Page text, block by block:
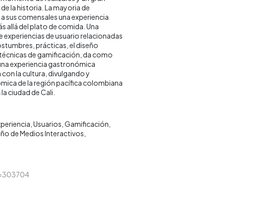
la historia. La mayoria de
sus comensales una experiencia
allá del plato de comida. Una
de usuario relacionadas
prácticas, el diseño
de gamificación, da como
experiencia gastronómica
la cultura, divulgando y
de la región pacífica colombiana
ciudad de Cali.
Usuarios Gamificación
de Medios Interactivos